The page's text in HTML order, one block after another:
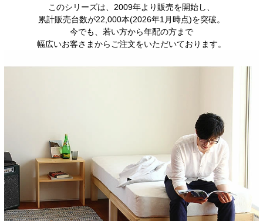
このシリーズは、2009年より販売を開始し、
累計販売台数が22,000本(2026年1月時点)を突破。
今でも、若い方から年配の方まで
幅広いお客さまからご注文をいただいております。